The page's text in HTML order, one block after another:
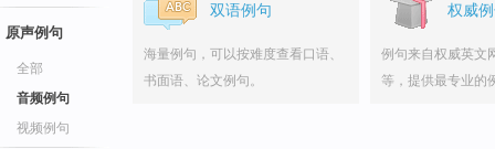
原声例句
全部
音频例句
视频例句
双语例句
海量例句，可以按难度查看口语、
书面语、论文例句。
权威
例句来自权威英文
等，提供最专业的